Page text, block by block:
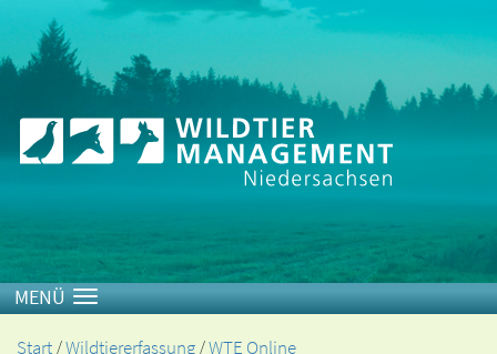
Toggle navigation
Start/Wildtiererfassung/WTE Online